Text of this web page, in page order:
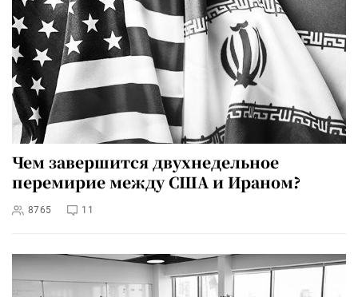
Чем завершится двухнедельное
перемирие между США и Ираном?
8765 11